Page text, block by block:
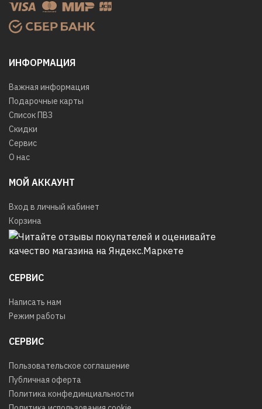
ИНФОРМАЦИЯ
Важная информация
Подарочные карты
Список ПВЗ
Скидки
Сервис
О нас
МОЙ АККАУНТ
Вход в личный кабинет
Корзина
СЕРВИС
Написать нам
Режим работы
СЕРВИС
Пользовательское соглашение
Публичная оферта
Политика конфединциальности